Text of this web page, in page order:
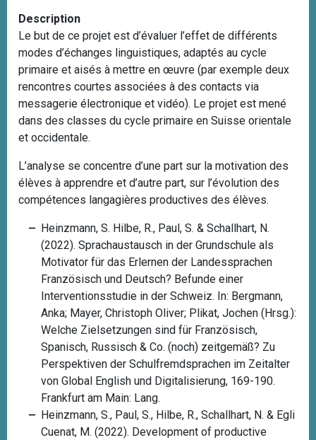
Description
Le but de ce projet est d’évaluer l’effet de différents
modes d’échanges linguistiques, adaptés au cycle
primaire et aisés à mettre en œuvre (par exemple deux
rencontres courtes associées à des contacts via
messagerie électronique et vidéo). Le projet est mené
dans des classes du cycle primaire en Suisse orientale
et occidentale.
L’analyse se concentre d’une part sur la motivation des
élèves à apprendre et d’autre part, sur l’évolution des
compétences langagières productives des élèves.
Heinzmann, S. Hilbe, R., Paul, S. & Schallhart, N.
(2022). Sprachaustausch in der Grundschule als
Motivator für das Erlernen der Landessprachen
Französisch und Deutsch? Befunde einer
Interventionsstudie in der Schweiz. In: Bergmann,
Anka; Mayer, Christoph Oliver; Plikat, Jochen (Hrsg.):
Welche Zielsetzungen sind für Französisch,
Spanisch, Russisch & Co. (noch) zeitgemäß? Zu
Perspektiven der Schulfremdsprachen im Zeitalter
von Global English und Digitalisierung, 169-190.
Frankfurt am Main: Lang.
Heinzmann, S., Paul, S., Hilbe, R., Schallhart, N. & Egli
Cuenat, M. (2022). Development of productive